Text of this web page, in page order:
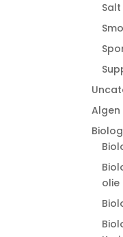
Algen
olie